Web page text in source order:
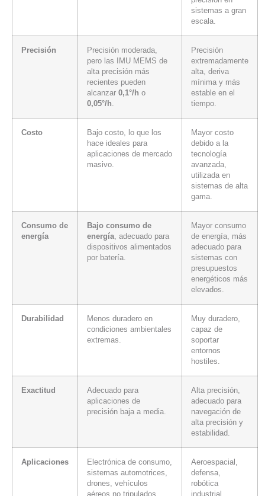
sistemas a gran
escala.
Precisión
Precisión moderada,
pero las IMU MEMS de
alta precisión más
recientes pueden
alcanzar 0,1°/h o
0,05°/h.
Precisión
extremadamente
alta, deriva
mínima y más
estable en el
tiempo.
Costo
Bajo costo, lo que los
hace ideales para
aplicaciones de mercado
masivo.
Mayor costo
debido a la
tecnología
avanzada,
utilizada en
sistemas de alta
gama.
Consumo de
energía
Bajo consumo de
energía, adecuado para
dispositivos alimentados
por batería.
Mayor consumo
de energía, más
adecuado para
sistemas con
presupuestos
energéticos más
elevados.
Durabilidad
Menos duradero en
condiciones ambientales
extremas.
Muy duradero,
capaz de
soportar
entornos
hostiles.
Exactitud
Adecuado para
aplicaciones de
precisión baja a media.
Alta precisión,
adecuado para
navegación de
alta precisión y
estabilidad.
Aplicaciones
Electrónica de consumo,
sistemas automotrices,
drones, vehículos
Aeroespacial,
defensa,
robótica